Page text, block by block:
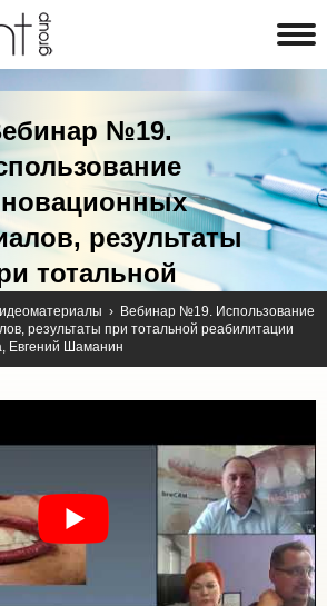
№19.
результаты
тотальной
пациентов.
Евгений
› Вебинар №19. Использование
результаты при тотальной реабилитации
Евгений Шаманин